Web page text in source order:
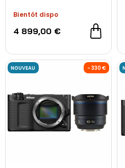
Bientôt dispo
4 899,00 €